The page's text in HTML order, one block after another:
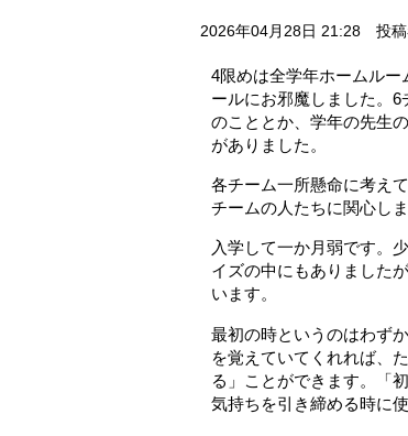
2026年04月28日 21:28 投
4限めは全学年ホームル
ールにお邪魔しました。
のこととか、学年の先生
がありました。
各チーム一所懸命に考え
チームの人たちに関心しま
入学して一か月弱です。
イズの中にもありました
います。
最初の時というのはわず
を覚えていてくれれば、
る」ことができます。「
気持ちを引き締める時に使